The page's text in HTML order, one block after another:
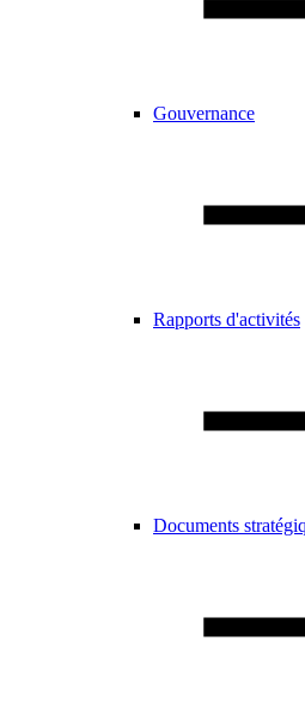
Gouvernance
Rapports d'activités
Documents